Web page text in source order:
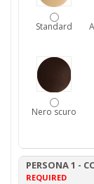
Standard
Nero scuro
PERSONA 1 -
REQUIRED